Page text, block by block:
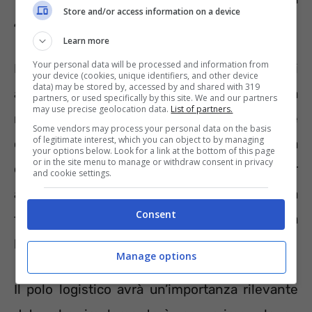
400 assunzioni in tre anni.
L’apertura del nuovo centro di
approvvigionamento è stata annunciata
recentemente dall’azienda tramite
comunicato. Si è così venuti a conoscenza
della selezione che verrà avviata per
assumere 400 risorse con contratti stabili a
tempo indeterminato nel settore della
logistica.
Il polo logistico avrà un’importanza rilevante
Store and/or access information on a device
Learn more
Your personal data will be processed and information from
your device (cookies, unique identifiers, and other device
data) may be stored by, accessed by and shared with 319
partners, or used specifically by this site. We and our partners
may use precise geolocation data. List of partners.
Some vendors may process your personal data on the basis
of legitimate interest, which you can object to by managing
your options below. Look for a link at the bottom of this page
or in the site menu to manage or withdraw consent in privacy
and cookie settings.
Consent
Manage options